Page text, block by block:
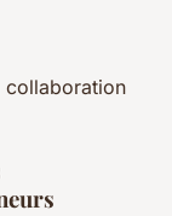
collaboration